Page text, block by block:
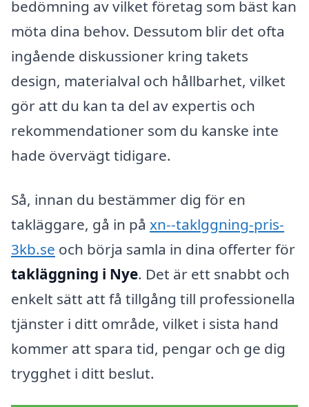
bedömning av vilket företag som bäst kan
möta dina behov. Dessutom blir det ofta
ingående diskussioner kring takets
design, materialval och hållbarhet, vilket
gör att du kan ta del av expertis och
rekommendationer som du kanske inte
hade övervägt tidigare.
Så, innan du bestämmer dig för en
takläggare, gå in på xn--taklggning-pris-
3kb.se och börja samla in dina offerter för
takläggning i Nye. Det är ett snabbt och
enkelt sätt att få tillgång till professionella
tjänster i ditt område, vilket i sista hand
kommer att spara tid, pengar och ge dig
trygghet i ditt beslut.